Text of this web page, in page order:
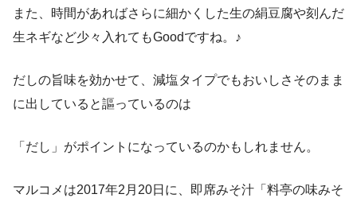
また、時間があればさらに細かくした生の絹豆腐や刻んだ
生ネギなど少々入れてもGoodですね。♪
だしの旨味を効かせて、減塩タイプでもおいしさそのまま
に出していると謳っているのは
「だし」がポイントになっているのかもしれません。
マルコメは2017年2月20日に、即席みそ汁「料亭の味みそ